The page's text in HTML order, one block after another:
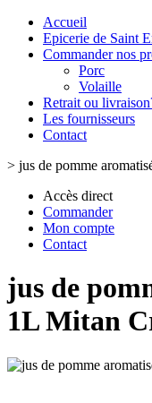
Accueil
Epicerie de Saint
Commander nos
Porc
Volaille
Retrait ou
Les fournisseurs
Contact
> jus de pomme
Accès direct
Commander
Mon compte
Contact
jus de
1L Mitan